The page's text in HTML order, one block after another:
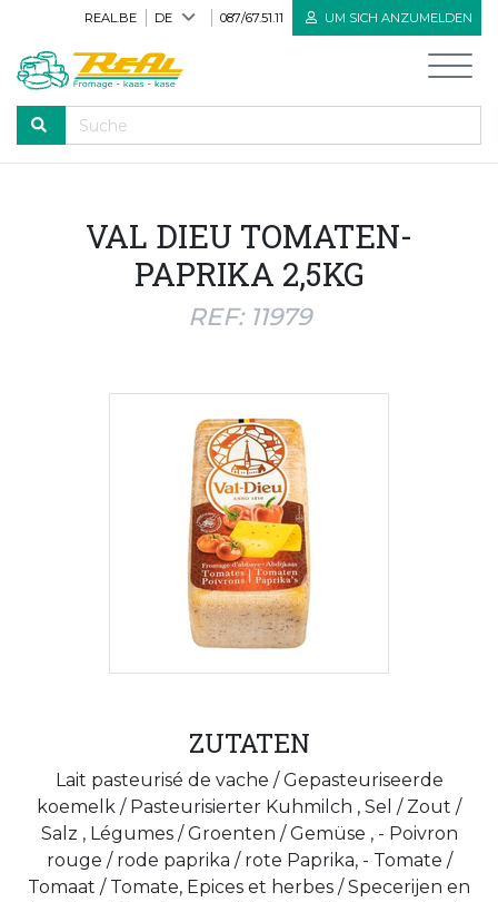
REAL.BE DE 087/67.51.11 UM SICH ANZUMELDEN
Willkommen
Alle Produkte
Neue Produkte
Herve Käse
VAL DIEU TOMATEN-
PAPRIKA 2,5KG
REF: 11979
ZUTATEN
Lait pasteurisé de vache / Gepasteuriseerde
koemelk / Pasteurisierter Kuhmilch , Sel / Zout /
Salz , Légumes / Groenten / Gemüse , - Poivron
rouge / rode paprika / rote Paprika, - Tomate /
Tomaat / Tomate, Epices et herbes / Specerijen en